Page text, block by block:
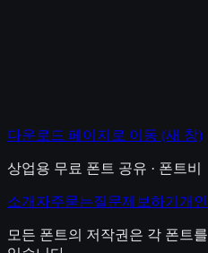
다운로드 페이지로 이동 (새 창)
상업용 무료 폰트 공유 · 폰트비
소개 자주묻는질문제보하기 개
모든 폰트의 저작권은 각 폰트